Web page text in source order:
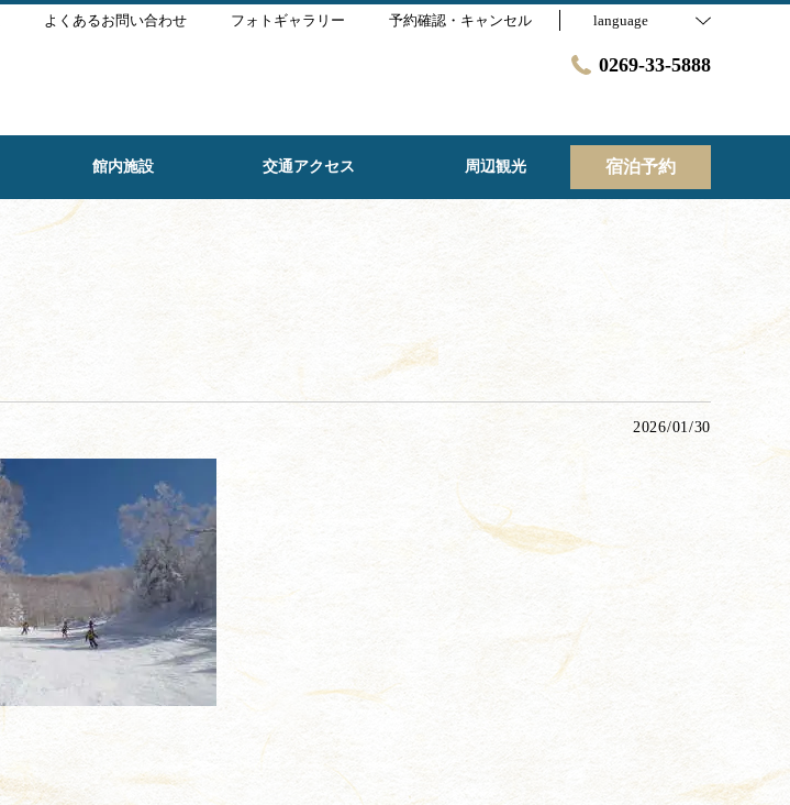
よくあるお問い合わせ フォトギャラリー 予約確認・キャンセル language
0269-33-5888
館内施設 交通アクセス 周辺観光 宿泊予約
2026/01/30